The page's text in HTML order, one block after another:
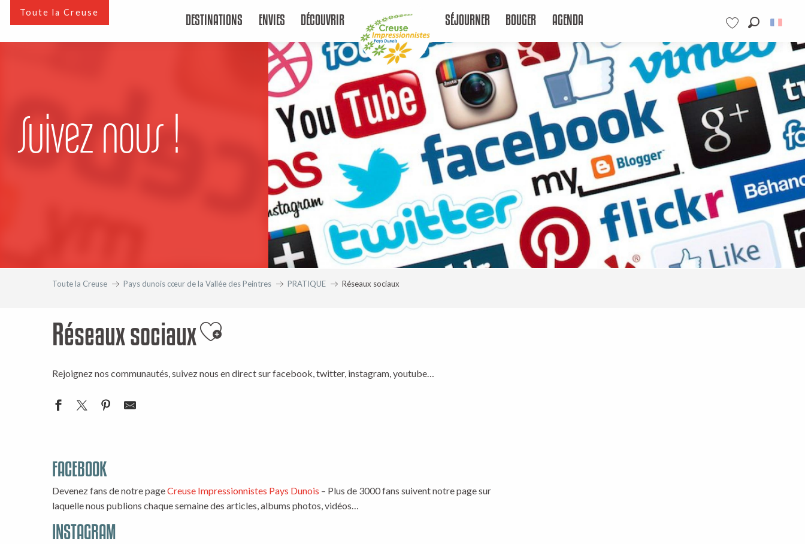
Voir les favoris
Toute la Creuse DESTINATIONS ENVIES DÉCOUVRIR SÉJOURNER BOUGER AGENDA
Suivez nous !
Toute la Creuse Pays dunois cœur de la Vallée des Peintres PRATIQUE Réseaux sociaux
Réseaux sociauxAjouter aux favoris
Rejoignez nos communautés, suivez nous en direct sur facebook, twitter, instagram, youtube…
FACEBOOK
Devenez fans de notre pageCreuse Impressionnistes Pays Dunois – Plus de 3000 fans suivent notre page sur
laquelle nous publions chaque semaine des articles, albums photos, vidéos…
INSTAGRAM